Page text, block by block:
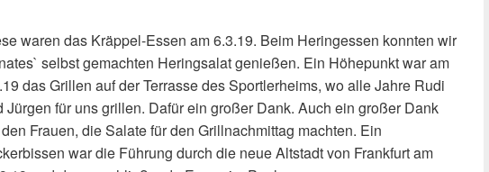
waren das Kräppel-Essen am 6.3.19. Beim Heringessen konnten wir
selbst gemachten Heringsalat genießen. Ein Höhepunkt war am
das Grillen auf der Terrasse des Sportlerheims, wo alle Jahre Rudi
Jürgen für uns grillen. Dafür ein großer Dank. Auch ein großer Dank
Frauen, die Salate für den Grillnachmittag machten. Ein
war die Führung durch die neue Altstadt von Frankfurt am